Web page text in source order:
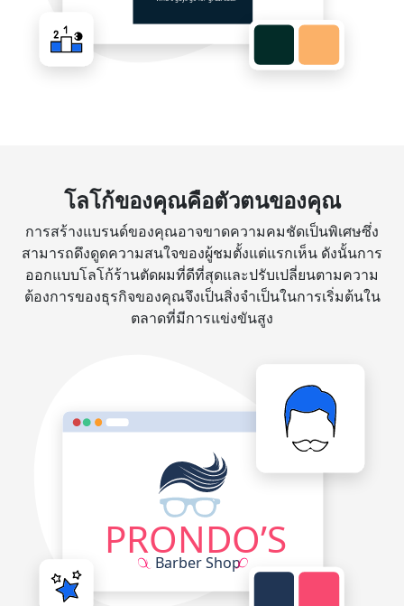
โลโก้ของคุณคือตัวตนของคุณ
การสร้างแบรนด์ของคุณอาจขาดความคมชัดเป็นพิเศษซึ่ง
สามารถดึงดูดความสนใจของผู้ชมตั้งแต่แรกเห็น ดังนั้นการ
ออกแบบโลโก้ร้านตัดผมที่ดีที่สุดและปรับเปลี่ยนตามความ
ต้องการของธุรกิจของคุณจึงเป็นสิ่งจำเป็นในการเริ่มต้นใน
ตลาดที่มีการแข่งขันสูง